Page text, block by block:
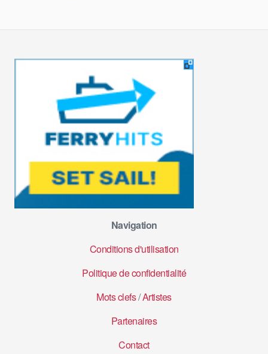
Navigation
Conditions d'utilisation
Politique de confidentialité
Mots clefs/Artistes
Partenaires
Contact